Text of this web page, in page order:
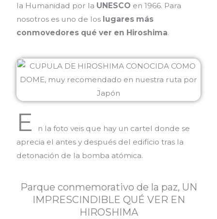
la Humanidad por la UNESCO en 1966. Para
nosotros es uno de los lugares más
conmovedores qué ver en Hiroshima.
E
n la foto veis que hay un cartel donde se
aprecia el antes y después del edificio tras la
detonación de la bomba atómica.
Parque conmemorativo de la paz, UN
IMPRESCINDIBLE QUÉ VER EN
HIROSHIMA